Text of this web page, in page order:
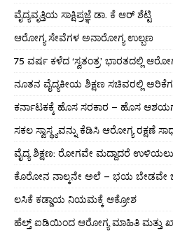
ವೈದ್ಯವೃತ್ತಿಯ ಸಾಕ್ಷಿಪ್ರಜ್ಞೆ ಡಾ. ಕೆ ಆರ್ ಶೆಟ್ಟಿ
ಆರೋಗ್ಯ ಸೇವೆಗಳ ಅನಾರೋಗ್ಯ ಉಲ್ಬಣ
75 ವರ್ಷ ಕಳೆದ ‘ಸ್ವತಂತ್ರ’ ಭಾರತದಲ್ಲಿ
ನೂತನ ವೈದ್ಯಕೀಯ ಶಿಕ್ಷಣ ಸಚಿವರಲ್ಲಿ
ಕರ್ನಾಟಕಕ್ಕೆ ಹೊಸ ಸರಕಾರ – ಹೊಸ
ಸಕಲ ಸ್ವಾಸ್ಥ್ಯವನ್ನು ಕೆಡಿಸಿ ಆರೋಗ್ಯ ರಕ್ಷಣೆ
ವೈದ್ಯ ಶಿಕ್ಷಣ: ರೋಗವೇ ಮದ್ದಾದರೆ ಉಳಿಯಲು
ಕೊರೋನ ನಾಲ್ಕನೇ ಅಲೆ – ಭಯ ಬೇಡವೇ
ಲಸಿಕೆ ಕಡ್ಡಾಯ ನಿಯಮಕ್ಕೆ ಆಕ್ರೋಶ
ಹೆಲ್ತ್ ಐಡಿಯಿಂದ ಆರೋಗ್ಯ ಮಾಹಿತಿ ಮತ್ತು